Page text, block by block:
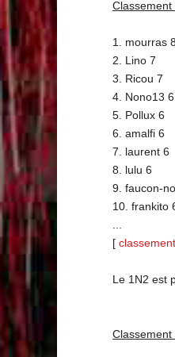
1. mourras 8
2. Lino 7
3. Ricou 7
4. Nono13 6
5. Pollux 6
6. amalfi 6
7. laurent 6
8. lulu 6
9. faucon-
10. frankito
...
[
Le 1N2 est
Classement